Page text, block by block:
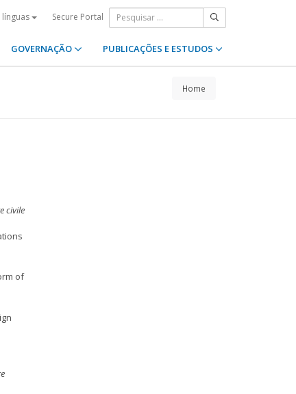
Secure Portal
GOVERNAÇÃO PUBLICAÇÕES E ESTUDOS
Home
civile
of